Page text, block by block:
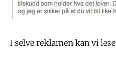
I selve reklamen kan vi lese